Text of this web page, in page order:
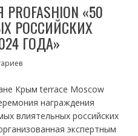
«50
РОССИЙСКИХ
ГОДА»
Крым terrace Moscow
награждения
влиятельных российских
экспертным